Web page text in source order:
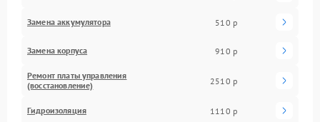
Замена аккумулятора 510 р
Замена корпуса 910 р
Ремонт платы управления
(восстановление)
2510 р
Гидроизоляция 1110 р